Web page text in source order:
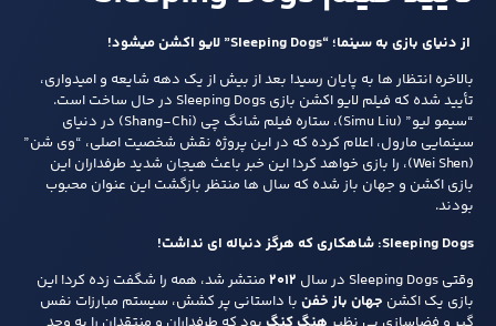
از دنیای بازی به سینما؛ “Sleeping Dogs” لایو اکشن میشود!
بالاخره انتظار ها به پایان رسید! بعد از بیش از یک دهه شایعه و امیدواری،
تأیید شده که فیلم لایو اکشن بازی Sleeping Dogs در حال ساخت است.
“سیمو لیو” (Simu Liu)، ستاره‌ فیلم شانگ چی (Shang-Chi) در دنیای
سینمایی مارول، اعلام کرده که در این پروژه نقش شخصیت اصلی، “وی شن”
(Wei Shen)، را بازی خواهد کرد! این خبر باعث هیجان شدید طرفداران این
بازی اکشن و جهان‌ باز شده که سال‌ ها منتظر بازگشت این عنوان محبوب
بودند.
Sleeping Dogs: شاهکاری که هرگز دنباله‌ ای نداشت!
وقتی Sleeping Dogs در سال
۲۰۱۲ منتشر شد، همه را شگفت‌ زده کرد! این
بازی یک اکشن جهان‌ باز خفن با داستانی پر کشش، سیستم مبارزات نفس‌